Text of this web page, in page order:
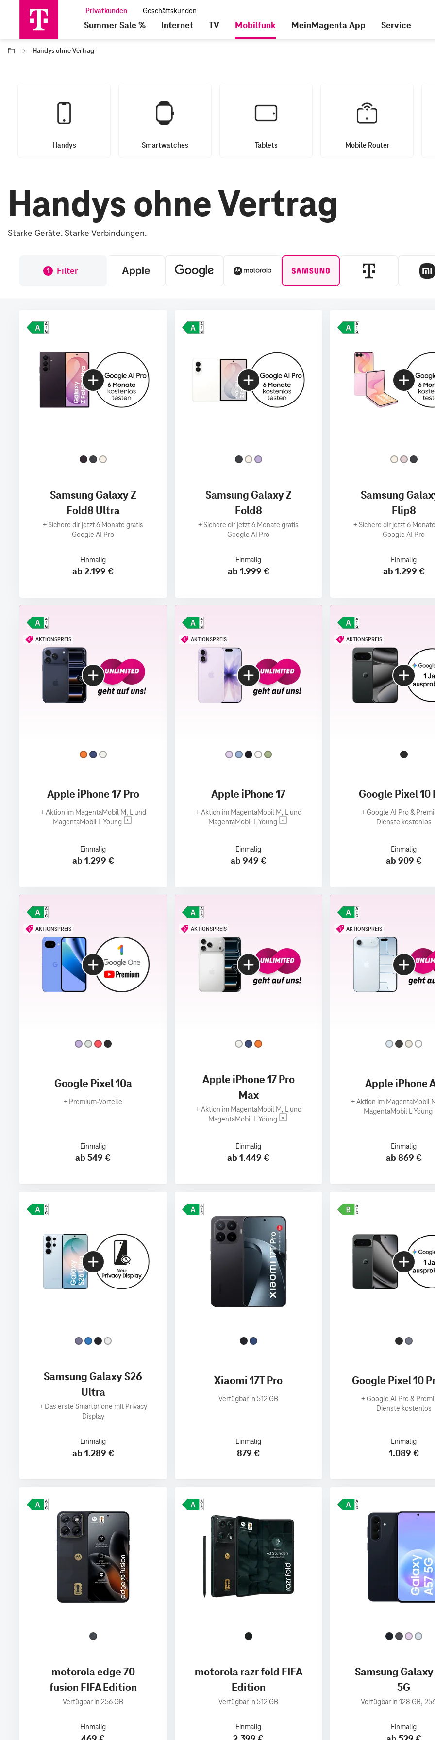
Summer Sale % Internet TV Mobilfunk MeinMagenta App Service
Handys ohne Vertrag
Handys Smartwatches Tablets Mobile Router
Handys ohne Vertrag
Starke Geräte. Starke Verbindungen.
1 Filter
Samsung Galaxy Z
Fold8 Ultra
+Sichere dir jetzt 6 Monate gratis
Google AI Pro
Einmalig
ab 2.199 €
Samsung Galaxy Z
Fold8
+Sichere dir jetzt 6 Monate gratis
Google AI Pro
Einmalig
ab 1.999 €
Samsung
Flip8
+Sichere dir jetzt 6
Google AI Pro
Einmalig
ab 1.299 €
AKTIONSPREIS
Apple iPhone 17 Pro
+Aktion im MagentaMobil M, L und
MagentaMobil L Young
Einmalig
ab 1.299 €
AKTIONSPREIS
Apple iPhone 17
+Aktion im MagentaMobil M, L und
MagentaMobil L Young
Einmalig
ab 949 €
AKTIONSPREIS
Google Pixel 10
+Google AI Pro &
Dienste kostenlos
Einmalig
ab 909 €
AKTIONSPREIS
Google Pixel 10a
+ Premium‑Vorteile
Einmalig
ab 549 €
AKTIONSPREIS
Apple iPhone 17 Pro
Max
+Aktion im MagentaMobil M, L und
MagentaMobil L Young
Einmalig
ab 1.449 €
AKTIONSPREIS
Apple iPhone
+Aktion im MagentaMobil
MagentaMobil L Young
Einmalig
ab 869 €
Samsung Galaxy S26
Ultra
+ Das erste Smartphone mit Privacy
Display
Einmalig
ab 1.289 €
Xiaomi 17T Pro
Verfügbar in 512 GB
Einmalig
879 €
Google Pixel 10
+Google AI Pro &
Dienste kostenlos
Einmalig
1.089 €
motorola edge 70
fusion FIFA Edition
Verfügbar in 256 GB
Einmalig
motorola razr fold FIFA
Edition
Verfügbar in 512 GB
Einmalig
Samsung Galaxy
5G
Verfügbar in 128 GB,
Einmalig